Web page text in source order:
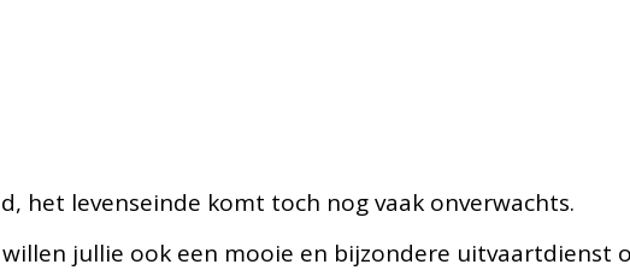
het levenseinde komt toch nog vaak onverwachts.
jullie ook een mooie en bijzondere uitvaartdienst